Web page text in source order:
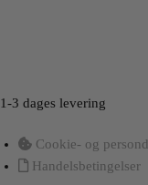
1-3 dages levering
Cookie- og
Handelsbetingelser